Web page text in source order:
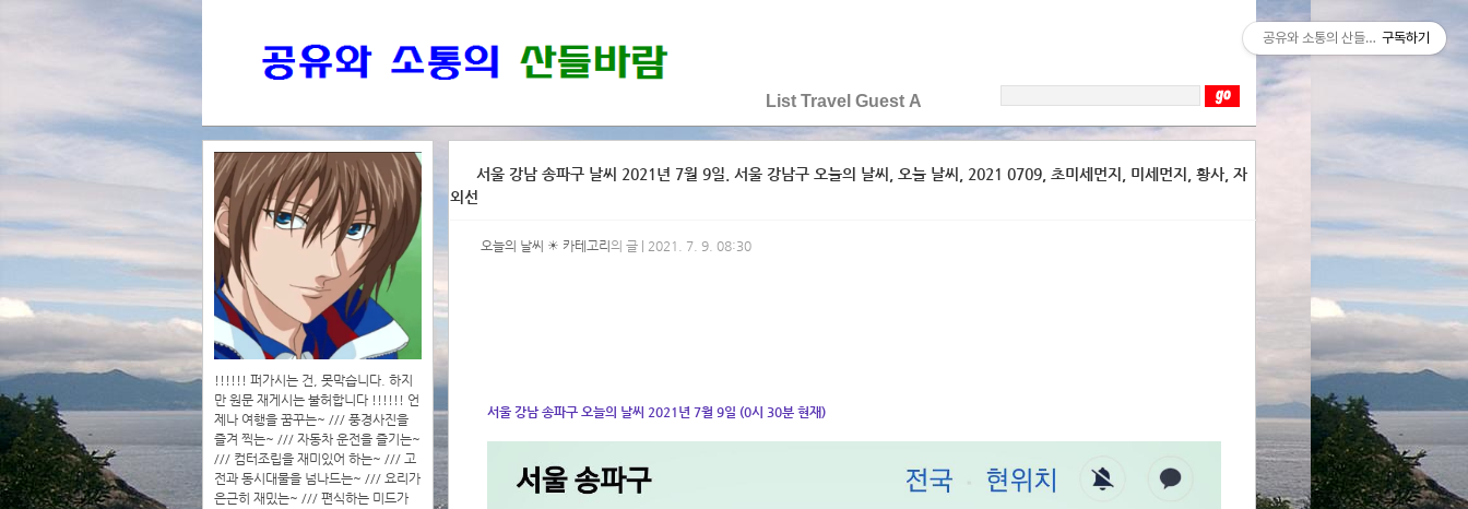
List Travel Guest A
!!!!!! 퍼가시는 건, 못막습니다. 하지
만 원문 재게시는 불허합니다 !!!!!! 언
제나 여행을 꿈꾸는~ /// 풍경사진을
즐겨 찍는~ /// 자동차 운전을 즐기는~
/// 컴터조립을 재미있어 하는~ /// 고
전과 동시대물을 넘나드는~ /// 요리가
은근히 재밌는~ /// 편식하는 미드가
서울 강남 송파구 날씨 2021년 7월 9일. 서울 강남구 오늘의 날씨, 오늘 날씨, 2021 0709, 초미세먼지, 미세먼지, 황사, 자
외선
오늘의 날씨 ☀ 카테고리 의 글 | 2021. 7. 9. 08:30
서울 강남 송파구 오늘의 날씨 2021년 7월 9일 (0시 30분 현재)
공유와 소통의 산들바람구독하기